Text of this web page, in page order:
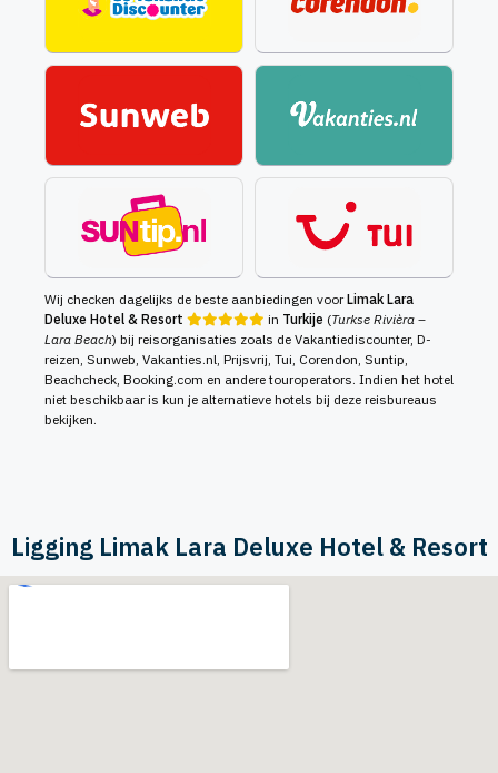
Wij checken dagelijks de beste aanbiedingen voorLimak Lara
Deluxe Hotel & Resort
in Turkije (Turkse Rivièra –
Lara Beach) bij reisorganisaties zoals de Vakantiediscounter, D-
reizen, Sunweb, Vakanties.nl, Prijsvrij, Tui, Corendon, Suntip,
Beachcheck, Booking.com en andere touroperators. Indien het hotel
niet beschikbaar is kun je alternatieve hotels bij deze reisbureaus
bekijken.
Ligging Limak Lara Deluxe Hotel & Resort